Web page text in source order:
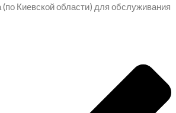
Киевской области) для обслуживания